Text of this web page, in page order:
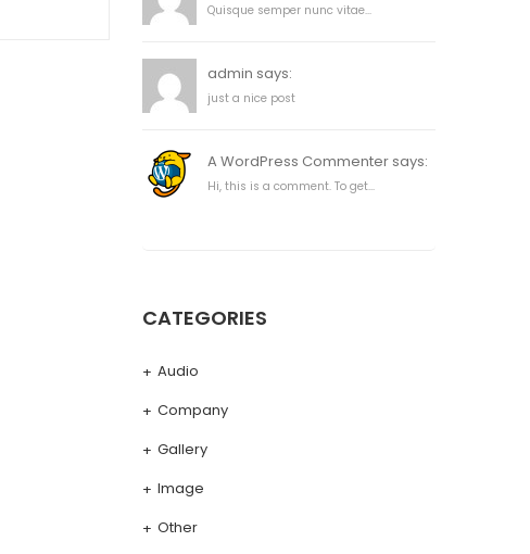
Quisque semper nunc vitae...
admin says:
just a nice post
A WordPress Commenter says:
Hi, this is a comment. To get...
CATEGORIES
Audio
Company
Gallery
Image
Other